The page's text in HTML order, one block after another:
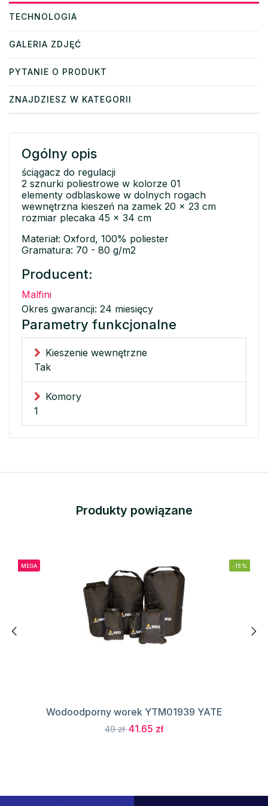
TECHNOLOGIA
GALERIA ZDJĘĆ
PYTANIE O PRODUKT
ZNAJDZIESZ W KATEGORII
Ogólny opis
ściągacz do regulacji
2 sznurki poliestrowe w kolorze 01
elementy odblaskowe w dolnych rogach
wewnętrzna kieszeń na zamek 20 x 23 cm
rozmiar plecaka 45 x 34 cm
Materiał: Oxford, 100% poliester
Gramatura: 70 - 80 g/m2
Producent:
Malfini
Okres gwarancji: 24 miesięcy
Parametry funkcjonalne
Kieszenie wewnętrzne
Tak
Komory
1
Produkty powiązane
MEGA -15%
Wodoodporny worek YTM01939 YATE
49 zł41.65 zł